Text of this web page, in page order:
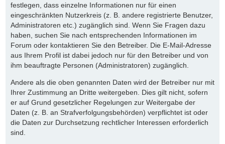
festlegen, dass einzelne Informationen nur für einen
eingeschränkten Nutzerkreis (z. B. andere registrierte Benutzer,
Administratoren etc.) zugänglich sind. Wenn Sie Fragen dazu
haben, suchen Sie nach entsprechenden Informationen im
Forum oder kontaktieren Sie den Betreiber. Die E-Mail-Adresse
aus Ihrem Profil ist dabei jedoch nur für den Betreiber und von
ihm beauftragte Personen (Administratoren) zugänglich.
Andere als die oben genannten Daten wird der Betreiber nur mit
Ihrer Zustimmung an Dritte weitergeben. Dies gilt nicht, sofern
er auf Grund gesetzlicher Regelungen zur Weitergabe der
Daten (z. B. an Strafverfolgungsbehörden) verpflichtet ist oder
die Daten zur Durchsetzung rechtlicher Interessen erforderlich
sind.